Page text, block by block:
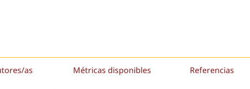
as Métricas disponibles Referencias